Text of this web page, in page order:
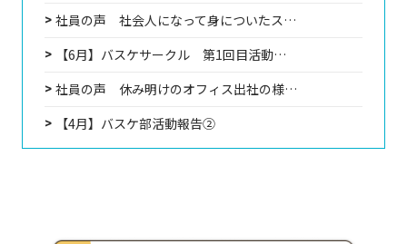
社員の声 社会人になって身についたス…
【6月】バスケサークル 第1回目活動…
社員の声 休み明けのオフィス出社の様…
【4月】バスケ部活動報告②